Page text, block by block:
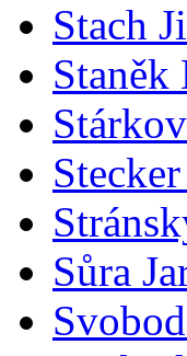
Stach
Sůra